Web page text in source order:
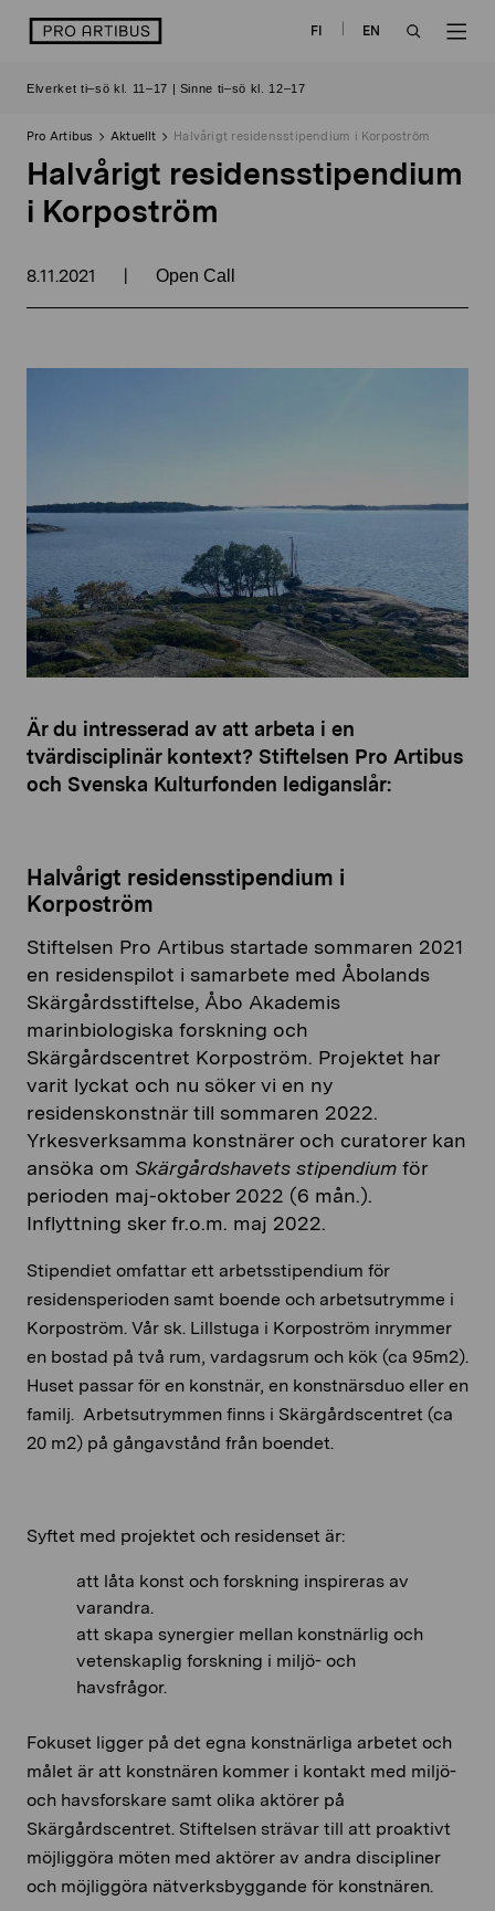
logo FI
EN
Elverket ti–sö kl. 11–17 | Sinne ti–sö kl. 12–17
Pro Artibus Aktuellt Halvårigt residensstipendium i Korpoström
Halvårigt residensstipendium
i Korpoström
8.11.2021 | Open Call
Är du intresserad av att arbeta i en
tvärdisciplinär kontext? Stiftelsen Pro Artibus
och Svenska Kulturfonden lediganslår:
Halvårigt residensstipendium i
Korpoström
Stiftelsen Pro Artibus startade sommaren 2021
en residenspilot i samarbete med Åbolands
Skärgårdsstiftelse, Åbo Akademis
marinbiologiska forskning och
Skärgårdscentret Korpoström. Projektet har
varit lyckat och nu söker vi en ny
residenskonstnär till sommaren 2022.
Yrkesverksamma konstnärer och curatorer kan
ansöka om Skärgårdshavets stipendium för
perioden maj-oktober 2022 (6 mån.).
Inflyttning sker fr.o.m. maj 2022.
Stipendiet omfattar ett arbetsstipendium för
residensperioden samt boende och arbetsutrymme i
Korpoström. Vår sk. Lillstuga i Korpoström inrymmer
en bostad på två rum, vardagsrum och kök (ca 95m2).
Huset passar för en konstnär, en konstnärsduo eller en
familj. Arbetsutrymmen finns i Skärgårdscentret (ca
20 m2) på gångavstånd från boendet.
Syftet med projektet och residenset är:
att låta konst och forskning inspireras av
varandra.
att skapa synergier mellan konstnärlig och
vetenskaplig forskning i miljö- och
havsfrågor.
Fokuset ligger på det egna konstnärliga arbetet och
målet är att konstnären kommer i kontakt med miljö-
och havsforskare samt olika aktörer på
Skärgårdscentret. Stiftelsen strävar till att proaktivt
möjliggöra möten med aktörer av andra discipliner
och möjliggöra nätverksbyggande för konstnären.